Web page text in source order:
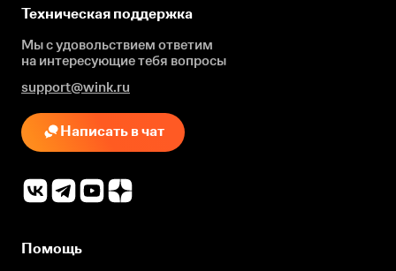
Техническая поддержка
Мы с удовольствием ответим
на интересующиетебя вопросы
support@wink.ru
Написать в чат
Помощь